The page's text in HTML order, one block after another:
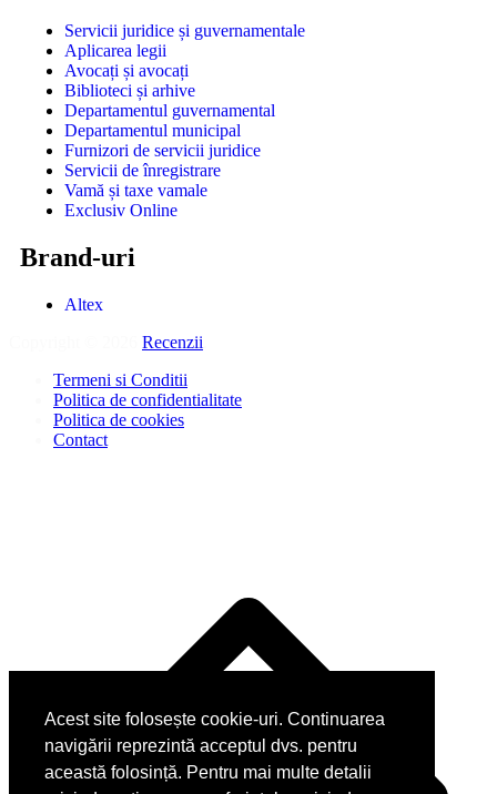
Acest site folosește cookie-uri. Continuarea
navigării reprezintă acceptul dvs. pentru
această folosință. Pentru mai multe detalii
Servicii juridice și guvernamentale
Aplicarea legii
Avocați și avocați
Biblioteci și arhive
Departamentul guvernamental
Departamentul municipal
Furnizori de servicii juridice
Servicii de înregistrare
Vamă și taxe vamale
Exclusiv Online
Brand-uri
Altex
Recenzii
Termeni si Conditii
Politica de confidentialitate
Politica de cookies
Contact